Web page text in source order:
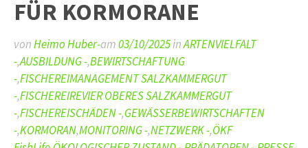
FÜR KORMORANE
vonHeimo Huber-am03/10/2025inARTENVIELFALT
-,AUSBILDUNG -,BEWIRTSCHAFTUNG
-,FISCHEREIMANAGEMENT SALZKAMMERGUT
-,FISCHEREIREVIER OBERES SALZKAMMERGUT
-,FISCHEREISCHÄDEN -,GEWÄSSERBEWIRTSCHAFTEN
-,KORMORAN,MONITORING -,NETZWERK -,ÖKF